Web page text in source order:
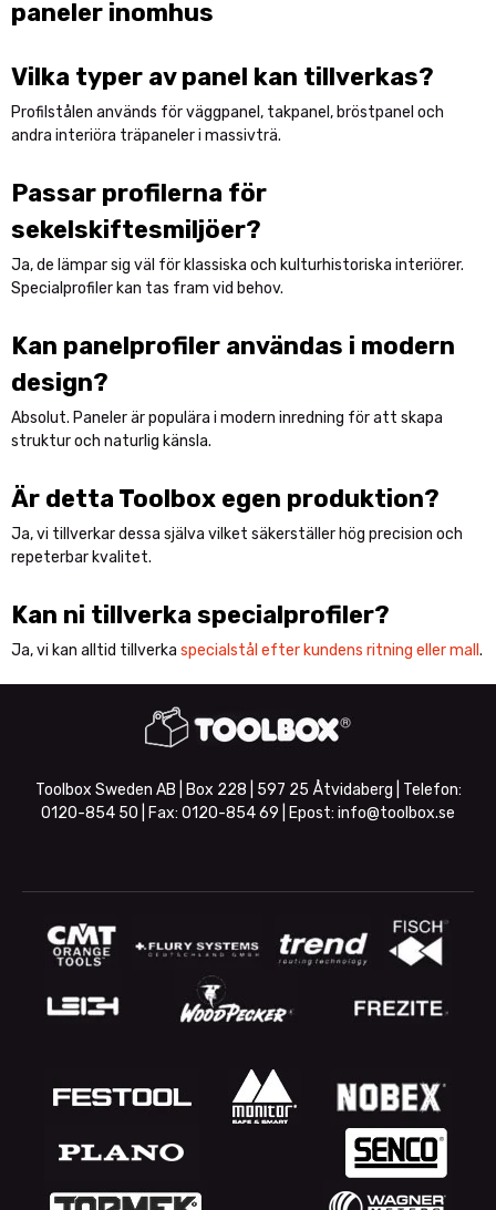
paneler inomhus
Vilka typer av panel kan tillverkas?
Profilstålen används för väggpanel, takpanel, bröstpanel och
andra interiöra träpaneler i massivträ.
Passar profilerna för
sekelskiftesmiljöer?
Ja, de lämpar sig väl för klassiska och kulturhistoriska interiörer.
Specialprofiler kan tas fram vid behov.
Kan panelprofiler användas i modern
design?
Absolut. Paneler är populära i modern inredning för att skapa
struktur och naturlig känsla.
Är detta Toolbox egen produktion?
Ja, vi tillverkar dessa själva vilket säkerställer hög precision och
repeterbar kvalitet.
Kan ni tillverka specialprofiler?
Ja, vi kan alltid tillverka specialstål efter kundens ritning eller mall .
Toolbox Sweden AB | Box 228 | 597 25 Åtvidaberg | Telefon:
0120-854 50 | Fax: 0120-854 69 | Epost: info@toolbox.se